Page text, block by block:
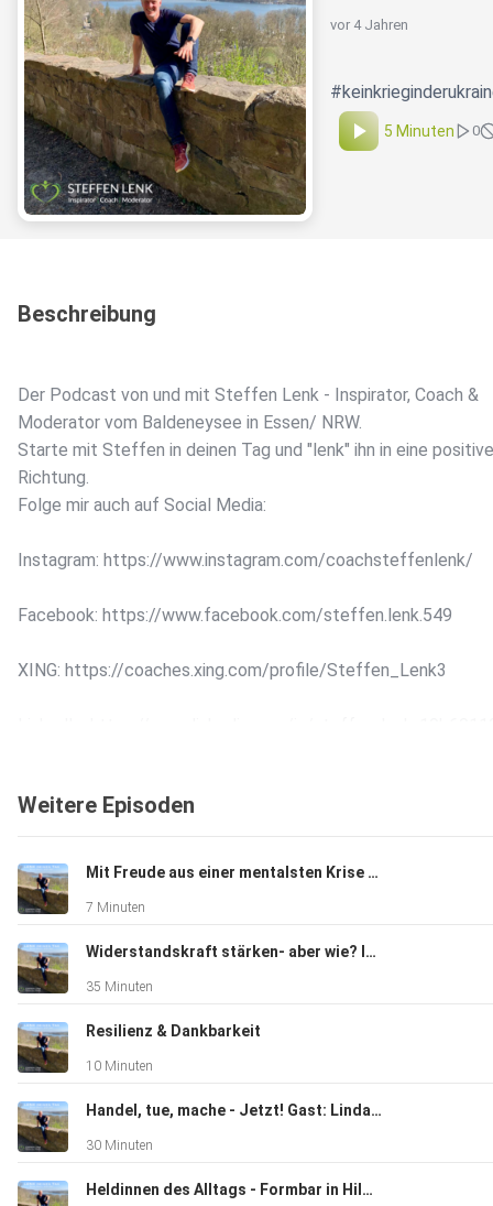
vor 4 Jahren
5 Minuten 0
Beschreibung
Der Podcast von und mit Steffen Lenk - Inspirator, Coach &
Moderator vom Baldeneysee in Essen/ NRW.
Starte mit Steffen in deinen Tag und "lenk" ihn in eine positive
Richtung.
Folge mir auch auf Social Media:
Instagram: https://www.instagram.com/coachsteffenlenk/
Facebook: https://www.facebook.com/steffen.lenk.549
XING: https://coaches.xing.com/profile/Steffen_Lenk3
Homepage: https://www.steffenlenk.com/
99 Tage-Challenge:
Link zur Spendenaktion: https://gofund.me/bdb57c90
Weitere Episoden
Mit Freude aus einer mentalsten Krise zurück in den wertvollen und bewußten Alltag.
7 Minuten
Widerstandskraft stärken- aber wie? Interview mit Resilienzpilotin Heidi Wahl
35 Minuten
Resilienz & Dankbarkeit
10 Minuten
Handel, tue, mache - Jetzt! Gast: Linda Koll
30 Minuten
Heldinnen des Alltags - Formbar in Hilden